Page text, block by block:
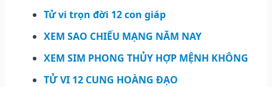
Tử vi trọn đời 12 con giáp
XEM SAO CHIẾU MẠNG NĂM NAY
XEM SIM PHONG THỦY HỢP MỆNH KHÔNG
TỬ VI 12 CUNG HOÀNG ĐẠO